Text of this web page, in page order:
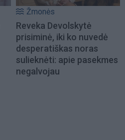
Žmonės
Reveka Devolskytė
prisiminė, iki ko nuvedė
desperatiškas noras
sulieknėti: apie pasekmes
negalvojau